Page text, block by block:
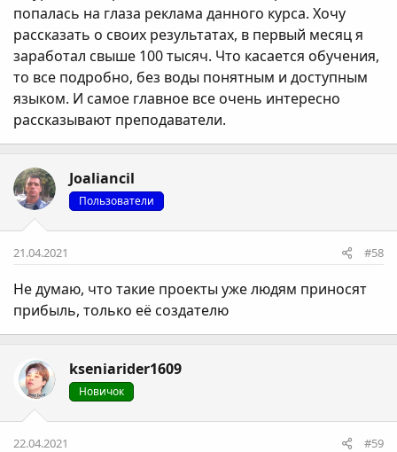
попалась на глаза реклама данного курса. Хочу
рассказать о своих результатах, в первый месяц я
заработал свыше 100 тысяч. Что касается обучения,
то все подробно, без воды понятным и доступным
языком. И самое главное все очень интересно
рассказывают преподаватели.
Joaliancil
Пользователи
21.04.2021 #58
Не думаю, что такие проекты уже людям приносят
прибыль, только её создателю
kseniarider1609
Новичок
22.04.2021 #59